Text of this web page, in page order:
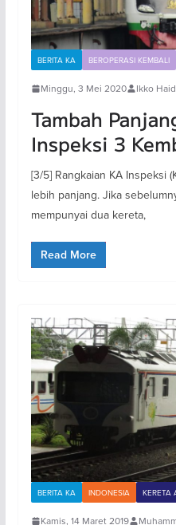
BERITA KA BEROPERASI KEMBALI
Minggu, 3 Mei 2020 Ikko
Tambah
Inspeksi 3
[3/5] Rangkaian KA Inspeksi
lebih panjang. Jika
mempunyai dua kereta,
Read More
BERITA KA INDONESIA KERETA
Kamis, 14 Maret 2019